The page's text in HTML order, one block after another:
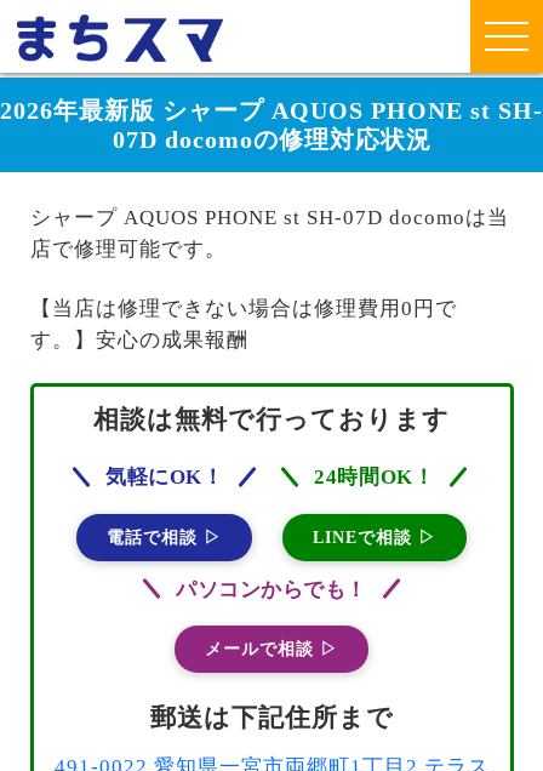
2026年最新版 シャープ AQUOS PHONE st SH-
07D docomoの修理対応状況
シャープ AQUOS PHONE st SH-07D docomoは当
店で修理可能です。
【当店は修理できない場合は修理費用0円で
す。】安心の成果報酬
相談は無料で行っております
気軽にOK！
電話で相談 ▷
24時間OK！
LINEで相談 ▷
パソコンからでも！
メールで相談 ▷
郵送は下記住所まで